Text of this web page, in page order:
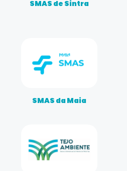
SMAS de Sintra
SMAS da Maia